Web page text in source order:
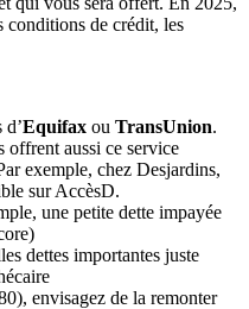
conditions de crédit, les
Equifax ou TransUnion.
offrent aussi ce service
exemple, chez Desjardins,
sur AccèsD.
une petite dette impayée
dettes importantes juste
envisagez de la remonter